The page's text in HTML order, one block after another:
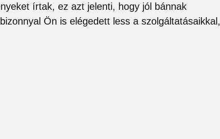
írtak, ez azt jelenti, hogy jól bánnak
Ön is elégedett less a szolgáltatásaikkal,